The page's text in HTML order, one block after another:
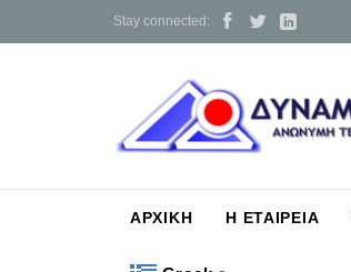
Stay connected:   
ΑΡΧΙΚΗ Η ΕΤΑΙΡΕΙΑ